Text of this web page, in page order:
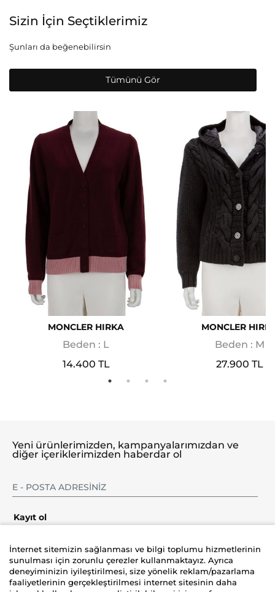
Sizin İçin Seçtiklerimiz
Şunları da beğenebilirsin
Tümünü Gör
MONCLER HIRKA
Beden : L
14.400 TL
MONCLER
Beden : M
27.900 TL
Şirket
Yeni ürünlerimizden, kampanyalarımızdan ve
diğer içeriklerimizden haberdar ol
Kayıt ol
İnternet sitemizin sağlanması ve bilgi toplumu hizmetlerinin
sunulması için zorunlu çerezler kullanmaktayız. Ayrıca
deneyiminizin iyileştirilmesi, size yönelik reklam/pazarlama
faaliyetlerinin gerçekleştirilmesi internet sitesinin daha